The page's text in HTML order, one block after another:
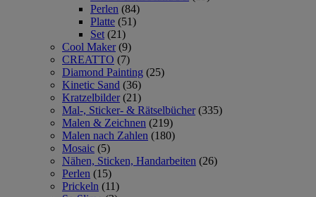
Perlen (84)
Platte (51)
Set (21)
Cool Maker (9)
CREATTO (7)
Diamond Painting (25)
Kinetic Sand (36)
Kratzelbilder (21)
Mal-, Sticker- & Rätselbücher (335)
Malen & Zeichnen (219)
Malen nach Zahlen (180)
Mosaic (5)
Nähen, Sticken, Handarbeiten (26)
Perlen (15)
Prickeln (11)